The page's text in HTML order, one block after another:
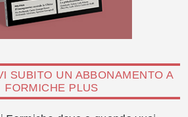
SUBITO UN ABBONAMENTO A
FORMICHE PLUS